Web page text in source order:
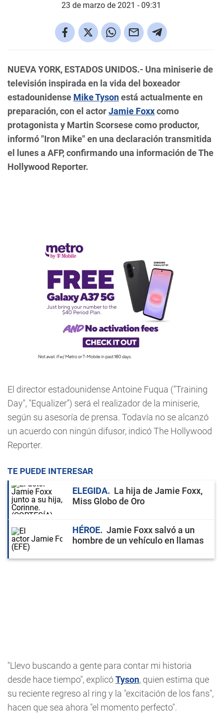
23 de marzo de 2021 - 09:31
NUEVA YORK, ESTADOS UNIDOS.- Una miniserie de
televisión inspirada en la vida del boxeador
estadounidense Mike Tysonestá actualmente en
preparación, con el actorJamie Foxxcomo
protagonista y Martin Scorsese como productor,
informó "Iron Mike" en una declaración transmitida
el lunes a AFP, confirmando una información de The
Hollywood Reporter.
El director estadounidense Antoine Fuqua ("Training
Day", "Equalizer") será el realizador de la miniserie,
según su asesoría de prensa. Todavía no se alcanzó
un acuerdo con ningún difusor, indicó The Hollywood
Reporter.
TE PUEDE INTERESAR
ELEGIDA
La hija de Jamie Foxx,
Miss Globo de Oro
HÉROE
Jamie Foxx salvó a un
hombre de un vehículo en llamas
"Llevo buscando a gente para contar mi historia
desde hace tiempo", explicóTyson, quien estima que
su reciente regreso al ring y la "excitación de los fans",
hacen que sea ahora "el momento perfecto".